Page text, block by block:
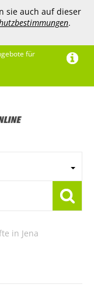
sie auch auf dieser
.
für
in Jena